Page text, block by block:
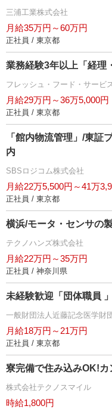
三浦工業株式会社
月給35万円～60万円
正社員 / 東京都
業務経験3年以上「経理
フレッシュ・フード・サービ
月給29万円～36万5,000円
正社員 / 東京都
「館内物流管理」/東証
内
SBSロジコム株式会社
月給22万5,500円～41万
正社員 / 東京都
横浜/モータ・センサの
テクノハンズ株式会社
月給22万円～35万円
正社員 / 神奈川県
未経験歓迎「団体職員
一般財団法人近藤記念医学財
月給18万円～21万円
正社員 / 東京都
寮完備で住み込みOK!
株式会社テクノスマイル
時給1,800円